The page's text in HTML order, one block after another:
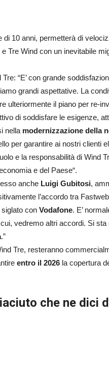
di 10 anni, permetterà di
Tre Wind con un inevitabile
Tre: “E’ con grande
grandi aspettative. La
ulteriormente il piano per re-
di soddisfare le esigenze,
nella modernizzazione della
per garantire ai nostri clienti
e la responsabilità di Wind
e del Paese“.
anche Luigi Gubitosi,
l’accordo tra
siglato con Vodafone. E’
vedremo altri accordi. Si
.”
Tre, resteranno
entro il 2026 la copertura
che ne dici